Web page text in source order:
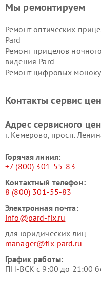
Мы ремонтируем
Ремонт оптических
Pard
Ремонт прицелов ночного
видения Pard
Ремонт цифровых
Контакты сервис
Адрес сервисного
г. Кемерово, просп.
Горячая линия:
+7 (800) 301-55-83
Контактный телефон:
8 (800) 301-55-83
Электронная почта:
info@pard-fix.ru
для юридических лиц
manager@fix-pard.ru
График работы:
ПН-ВСК с 9:00 до 21:00